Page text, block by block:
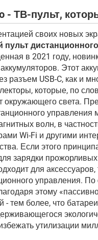
- ТВ-пульт,
своих новых
пульт
в 2021 году,
Этот
разъем USB-C, как и
которые, по
окружающего света.
волн, в
Wi-Fi и другими
Если этого
зарядки
для
управления.
этому
- тем более, что
утилизации